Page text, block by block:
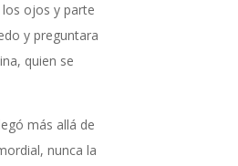
ojos y parte
y preguntara
quien se
más allá de
nunca la